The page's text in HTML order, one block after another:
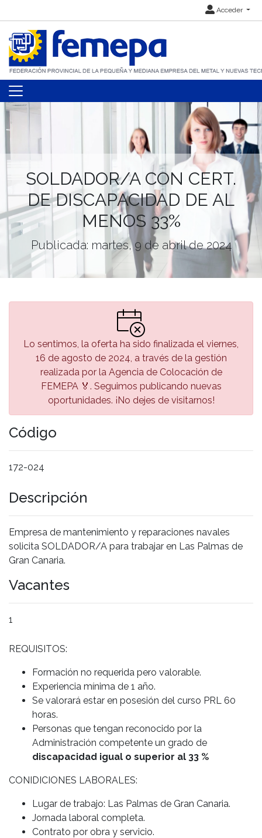
Acceder
SOLDADOR/A CON CERT.
DE DISCAPACIDAD DE AL
MENOS 33%
Publicada: martes, 9 de abril de 2024
Lo sentimos, la oferta ha sido finalizada el viernes,
16 de agosto de 2024, a través de la gestión
realizada por la Agencia de Colocación de
FEMEPA 🏅. Seguimos publicando nuevas
oportunidades. ¡No dejes de visitarnos!
Código
172-024
Descripción
Empresa de mantenimiento y reparaciones navales
solicita SOLDADOR/A para trabajar en Las Palmas de
Gran Canaria.
Vacantes
1
REQUISITOS:
Formación no requerida pero valorable.
Experiencia mínima de 1 año.
Se valorará estar en posesión del curso PRL 60
horas.
Personas que tengan reconocido por la
Administración competente un grado de
discapacidad igual o superior al 33 %
CONIDICIONES LABORALES:
Lugar de trabajo: Las Palmas de Gran Canaria.
Jornada laboral completa.
Contrato por obra y servicio.